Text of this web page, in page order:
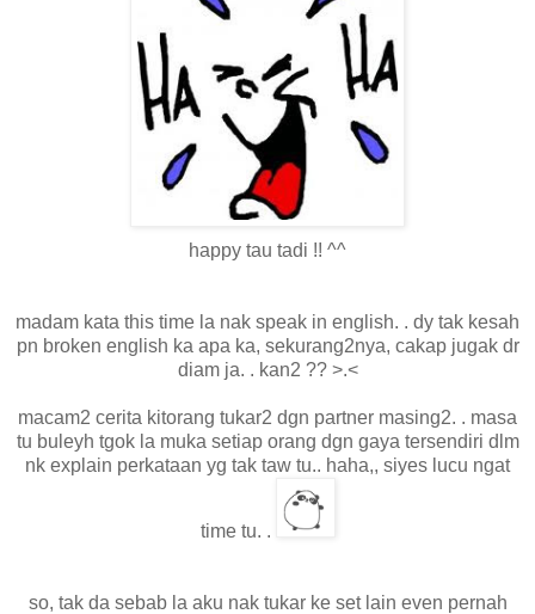
happy tau tadi !! ^^
madam kata this time la nak speak in english. . dy tak kesah
pn broken english ka apa ka, sekurang2nya, cakap jugak dr
diam ja. . kan2 ?? >.<
macam2 cerita kitorang tukar2 dgn partner masing2. . masa
tu buleyh tgok la muka setiap orang dgn gaya tersendiri dlm
nk explain perkataan yg tak taw tu.. haha,, siyes lucu ngat
time tu. .
so, tak da sebab la aku nak tukar ke set lain even pernah